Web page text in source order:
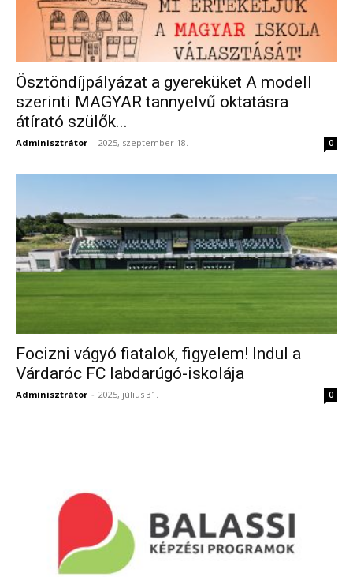
Ösztöndíjpályázat a gyereküket A modell
szerinti MAGYAR tannyelvű oktatásra
átírató szülők...
Adminisztrátor - 2025, szeptember 18. 0
Focizni vágyó fiatalok, figyelem! Indul a
Várdaróc FC labdarúgó-iskolája
Adminisztrátor - 2025, július 31. 0